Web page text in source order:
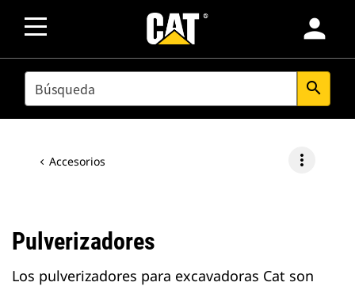
person
SEARCH search
Accesorios more_vert
Pulverizadores
Los pulverizadores para excavadoras Cat son